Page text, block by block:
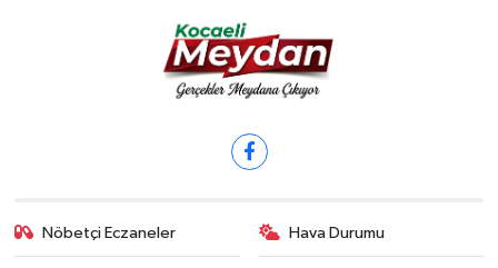
Nöbetçi Eczaneler Hava Durumu